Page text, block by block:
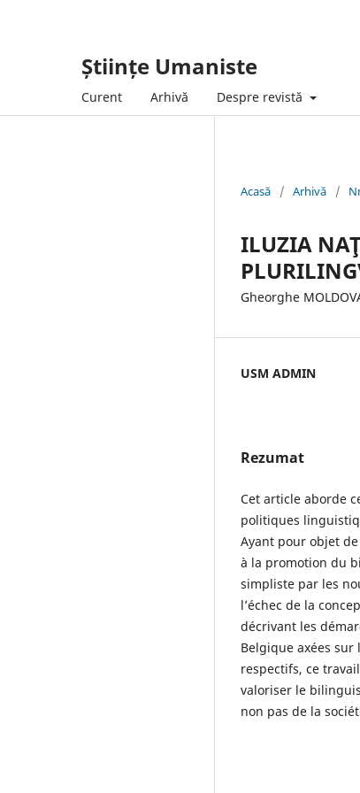
Științe Umaniste
Curent Arhivă Despre revistă
Acasă / Arhivă /
ILUZIA
Gheorghe
USM ADMIN
Rezumat
Cet article aborde
politiques
Ayant pour objet
à la promotion du
simpliste par les
l’échec de la
décrivant les
Belgique axées
respectifs, ce
valoriser le
non pas de la